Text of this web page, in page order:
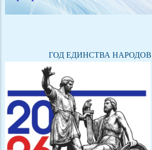
ГОД ЕДИНСТВА